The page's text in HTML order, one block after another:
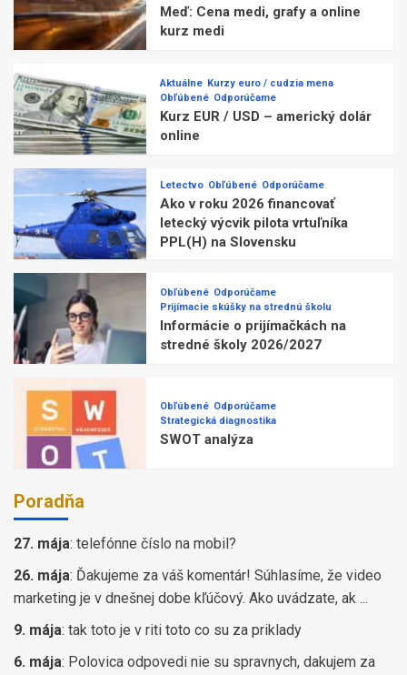
Meď: Cena medi, grafy a online
kurz medi
Aktuálne Kurzy euro / cudzia mena
Obľúbené Odporúčame
Kurz EUR / USD – americký dolár
online
Letectvo Obľúbené Odporúčame
Ako v roku 2026 financovať
letecký výcvik pilota vrtuľníka
PPL(H) na Slovensku
Obľúbené Odporúčame
Prijímacie skúšky na strednú školu
Informácie o prijímačkách na
stredné školy 2026/2027
Obľúbené Odporúčame
Strategická diagnostika
SWOT analýza
Poradňa
27. mája: telefónne číslo na mobil?
26. mája: Ďakujeme za váš komentár! Súhlasíme, že video
marketing je v dnešnej dobe kľúčový. Ako uvádzate, ak ...
9. mája: tak toto je v riti toto co su za priklady
6. mája: Polovica odpovedi nie su spravnych, dakujem za